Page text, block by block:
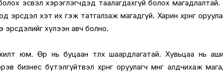
эсвэл хэрэглэгчдэд таалагдахгүй болох магадлалтай.
эрсдэл хэт их гэж татгалзаж магадгүй. Харин хөрөнгө
эрсдэлийг хүлээн авч болно.
юм. Өр нь буцаан төлөх шаардлагатай. Хувьцаа нь
бизнес бүтэлгүйтвэл хөрөнгө оруулагч мөнгөө алдчихаж